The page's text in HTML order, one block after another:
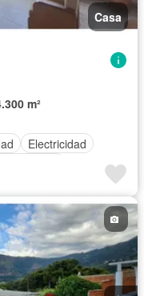
Casa
m²
Electricidad